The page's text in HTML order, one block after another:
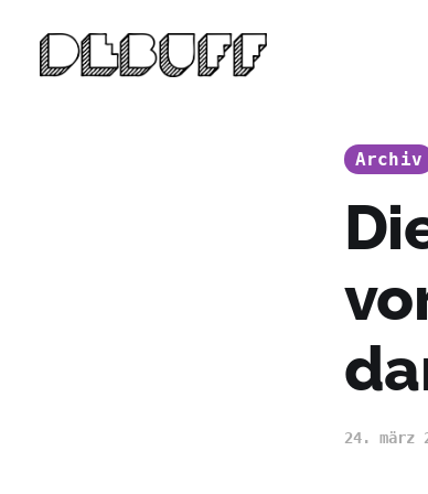
Archiv
24. märz